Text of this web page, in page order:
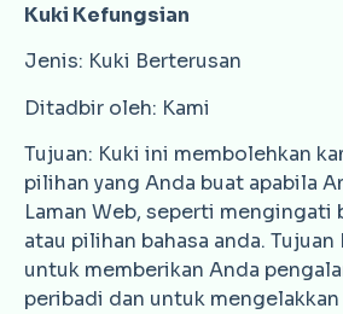
Kuki Kefungsian
Jenis: Kuki Berterusan
Ditadbir oleh: Kami
Tujuan: Kuki ini membolehkan
pilihan yang Anda buat apabila
Laman Web, seperti mengingati
atau pilihan bahasa anda.
untuk memberikan Anda
peribadi dan untuk